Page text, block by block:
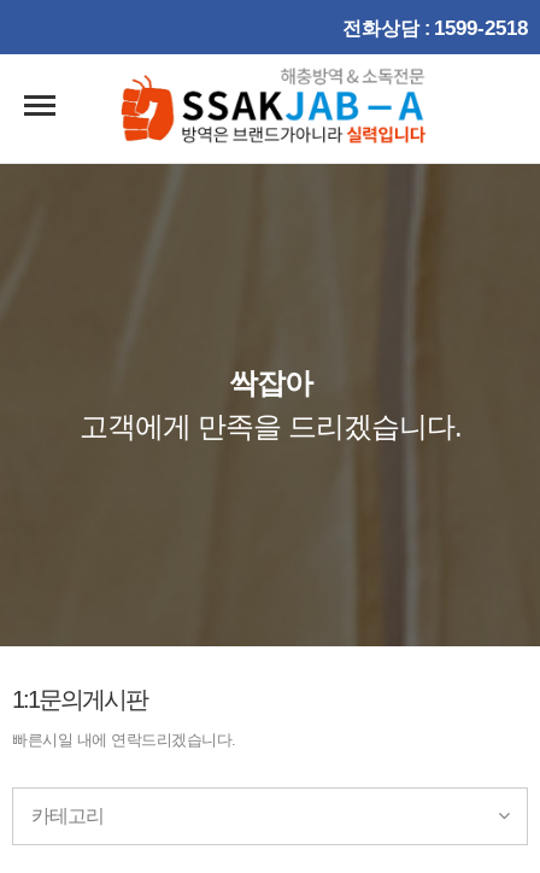
전화상담 : 1599-2518
싹잡아
고객에게 만족을 드리겠습니다.
1:1문의게시판
빠른시일 내에 연락드리겠습니다.
카테고리